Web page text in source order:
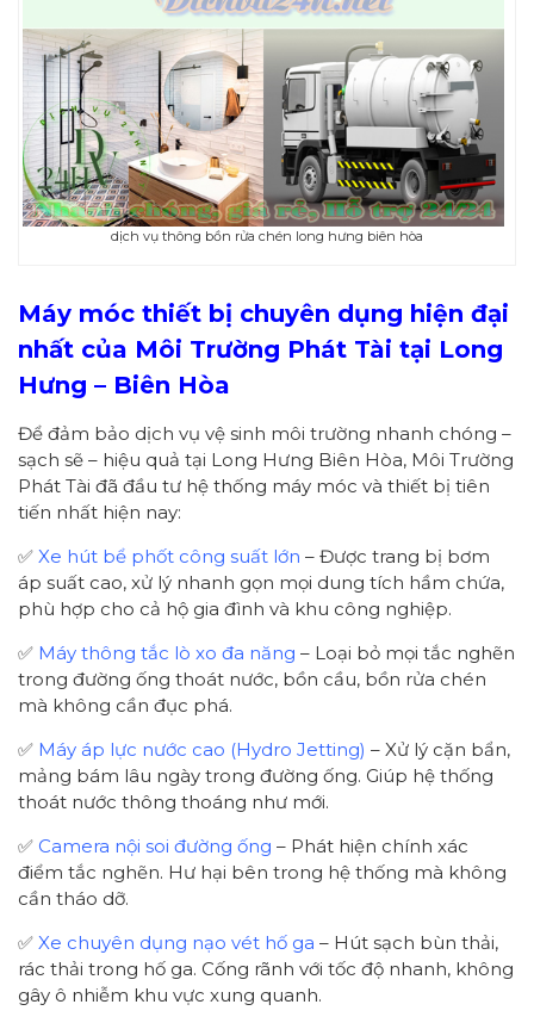
dịch vụ thông bồn rửa chén long hưng biên hòa
Máy móc thiết bị chuyên dụng hiện đại
nhất của Môi Trường Phát Tài tại Long
Hưng – Biên Hòa
Để đảm bảo dịch vụ vệ sinh môi trường nhanh chóng –
sạch sẽ – hiệu quả tại Long Hưng Biên Hòa, Môi Trường
Phát Tài đã đầu tư hệ thống máy móc và thiết bị tiên
tiến nhất hiện nay:
✅ Xe hút bể phốt công suất lớn – Được trang bị bơm
áp suất cao, xử lý nhanh gọn mọi dung tích hầm chứa,
phù hợp cho cả hộ gia đình và khu công nghiệp.
✅ Máy thông tắc lò xo đa năng – Loại bỏ mọi tắc nghẽn
trong đường ống thoát nước, bồn cầu, bồn rửa chén
mà không cần đục phá.
✅ Máy áp lực nước cao (Hydro Jetting) – Xử lý cặn bẩn,
mảng bám lâu ngày trong đường ống. Giúp hệ thống
thoát nước thông thoáng như mới.
✅ Camera nội soi đường ống – Phát hiện chính xác
điểm tắc nghẽn. Hư hại bên trong hệ thống mà không
cần tháo dỡ.
✅ Xe chuyên dụng nạo vét hố ga – Hút sạch bùn thải,
rác thải trong hố ga. Cống rãnh với tốc độ nhanh, không
gây ô nhiễm khu vực xung quanh.